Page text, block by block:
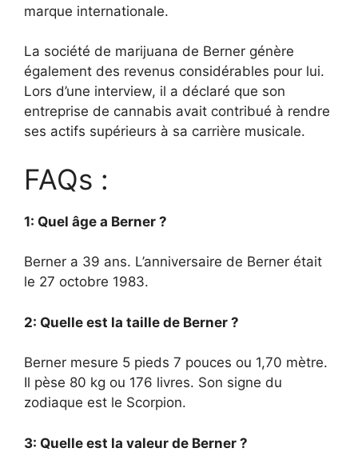
marque internationale.
La société de marijuana de Berner génère
également des revenus considérables pour lui.
Lors d’une interview, il a déclaré que son
entreprise de cannabis avait contribué à rendre
ses actifs supérieurs à sa carrière musicale.
FAQs :
1: Quel âge a Berner ?
Berner a 39 ans. L’anniversaire de Berner était
le 27 octobre 1983.
2: Quelle est la taille de Berner ?
Berner mesure 5 pieds 7 pouces ou 1,70 mètre.
Il pèse 80 kg ou 176 livres. Son signe du
zodiaque est le Scorpion.
3: Quelle est la valeur de Berner ?